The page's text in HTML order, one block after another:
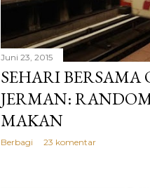
Juni 23, 2015
SEHARI BERSAMA
JERMAN:
MAKAN
Berbagi 23 komentar